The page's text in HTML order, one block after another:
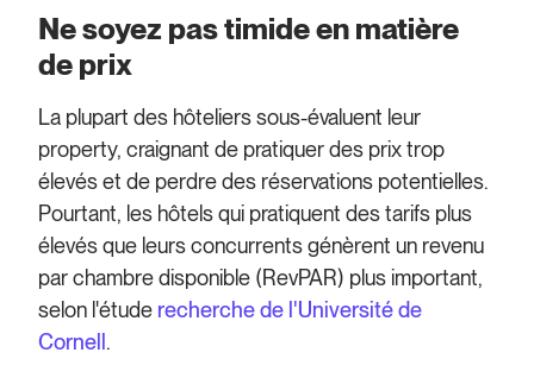
Ne soyez pas timide en matière
de prix
La plupart des hôteliers sous-évaluent leur
property, craignant de pratiquer des prix trop
élevés et de perdre des réservations potentielles.
Pourtant, les hôtels qui pratiquent des tarifs plus
élevés que leurs concurrents génèrent un revenu
par chambre disponible (RevPAR) plus important,
selon l'étude recherche de l'Université de
Cornell .